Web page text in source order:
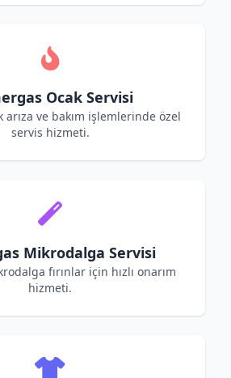
Ocak Servisi
ve bakım işlemlerinde özel
servis hizmeti.
Mikrodalga Servisi
fırınlar için hızlı onarım
hizmeti.